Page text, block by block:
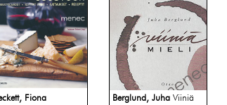
Fiona
Berglund, Juha Viiniä